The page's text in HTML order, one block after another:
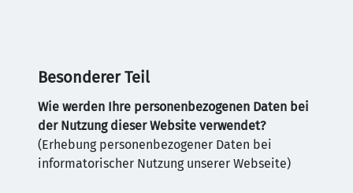
Besonderer Teil
Wie werden Ihre personenbezogenen Daten bei
der Nutzung dieser Website verwendet?
(Erhebung personenbezogener Daten bei
informatorischer Nutzung unserer Webseite)